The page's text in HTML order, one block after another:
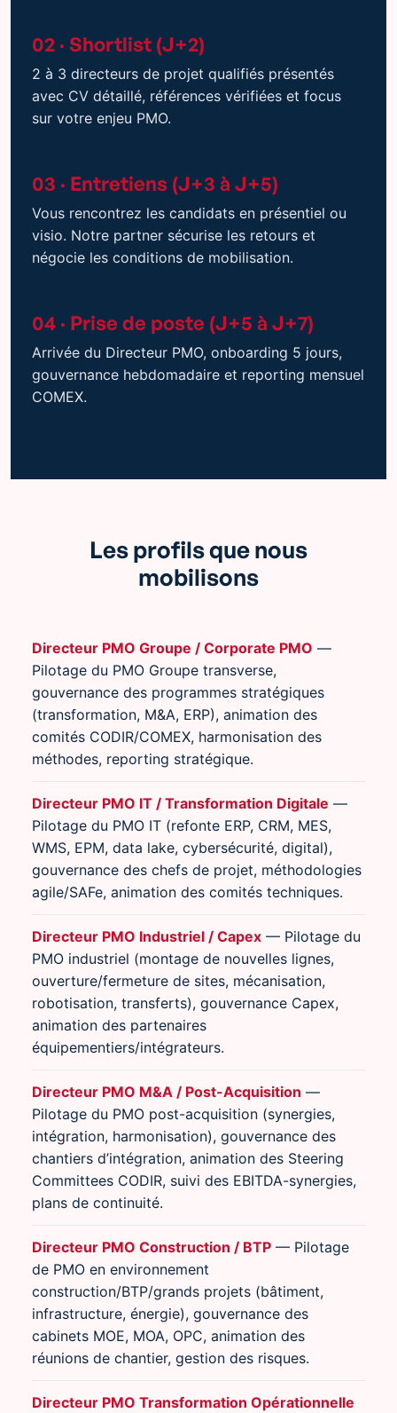
02 · Shortlist (J+2)
2 à 3 directeurs de projet qualifiés présentés
avec CV détaillé, références vérifiées et focus
sur votre enjeu PMO.
03 · Entretiens (J+3 à J+5)
Vous rencontrez les candidats en présentiel ou
visio. Notre partner sécurise les retours et
négocie les conditions de mobilisation.
04 · Prise de poste (J+5 à J+7)
Arrivée du Directeur PMO, onboarding 5 jours,
gouvernance hebdomadaire et reporting mensuel
COMEX.
Les profils que nous
mobilisons
Directeur PMO Groupe / Corporate PMO —
Pilotage du PMO Groupe transverse,
gouvernance des programmes stratégiques
(transformation, M&A, ERP), animation des
comités CODIR/COMEX, harmonisation des
méthodes, reporting stratégique.
Directeur PMO IT / Transformation Digitale —
Pilotage du PMO IT (refonte ERP, CRM, MES,
WMS, EPM, data lake, cybersécurité, digital),
gouvernance des chefs de projet, méthodologies
agile/SAFe, animation des comités techniques.
Directeur PMO Industriel / Capex — Pilotage du
PMO industriel (montage de nouvelles lignes,
ouverture/fermeture de sites, mécanisation,
robotisation, transferts), gouvernance Capex,
animation des partenaires
équipementiers/intégrateurs.
Directeur PMO M&A / Post-Acquisition —
Pilotage du PMO post-acquisition (synergies,
intégration, harmonisation), gouvernance des
chantiers d’intégration, animation des Steering
Committees CODIR, suivi des EBITDA-synergies,
plans de continuité.
Directeur PMO Construction / BTP — Pilotage
de PMO en environnement
construction/BTP/grands projets (bâtiment,
infrastructure, énergie), gouvernance des
cabinets MOE, MOA, OPC, animation des
réunions de chantier, gestion des risques.
Directeur PMO Transformation Opérationnelle